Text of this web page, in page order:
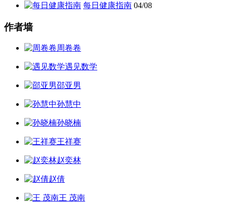
每日健康指南 04/08
作者墙
周卷卷
遇见数学
邵亚男
孙慧中
孙晓楠
王祥赛
赵奕林
赵倩
王 茂南